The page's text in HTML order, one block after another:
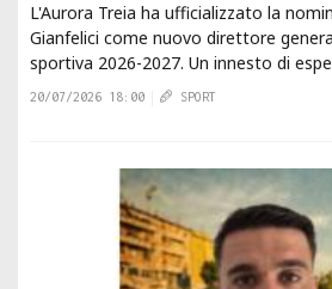
L'Aurora Treia ha ufficializzato la
Gianfelici come nuovo direttore
sportiva 2026-2027. Un innesto di
rafforzare l'organigramma societario...
20/07/2026 18:00 SPORT